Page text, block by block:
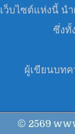
เว็บไซต์แห่งนี้ น
ซึ่งทั้
ผู้เขียนบทค
© 2569